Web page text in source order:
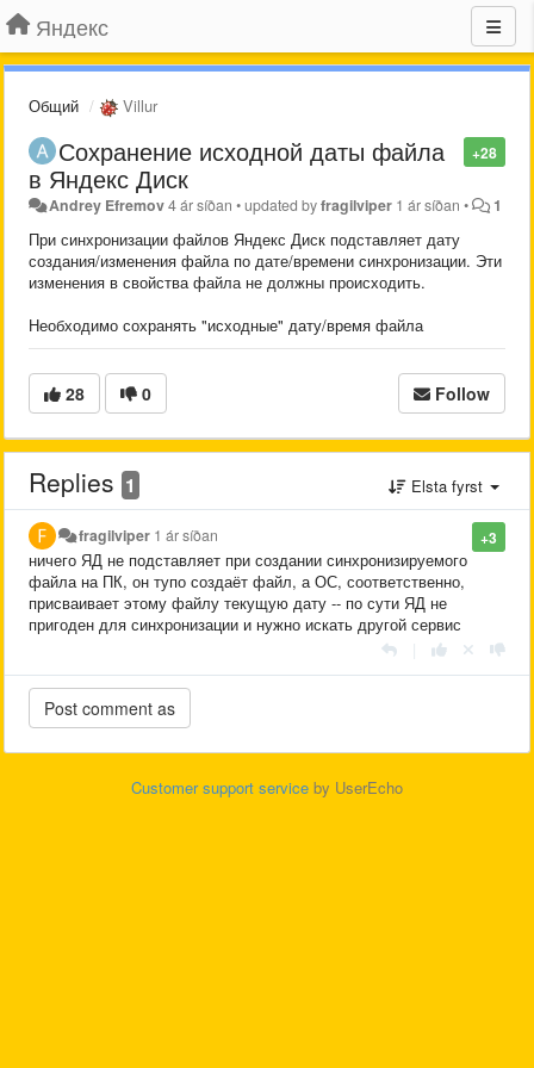
Яндекс
Общий Villur
+28
Сохранение исходной даты файла
в Яндекс Диск
Andrey Efremov4 ár síðan •updated byfragilviper 1 ár síðan • 1
При синхронизации файлов Яндекс Диск подставляет дату
создания/изменения файла по дате/времени синхронизации. Эти
изменения в свойства файла не должны происходить.
Необходимо сохранять "исходные" дату/время файла
28 0 Follow
Replies 1 Elsta fyrst
+3
fragilviper 1 ár síðan
ничего ЯД не подставляет при создании синхронизируемого
файла на ПК, он тупо создаёт файл, а ОС, соответственно,
присваивает этому файлу текущую дату -- по сути ЯД не
пригоден для синхронизации и нужно искать другой сервис
Customer support service by UserEcho